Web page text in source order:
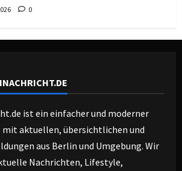
0
ist ein einfacher und moderner
aktuellen, übersichtlichen und
aus Berlin und Umgebung. Wir
Nachrichten, Lifestyle,